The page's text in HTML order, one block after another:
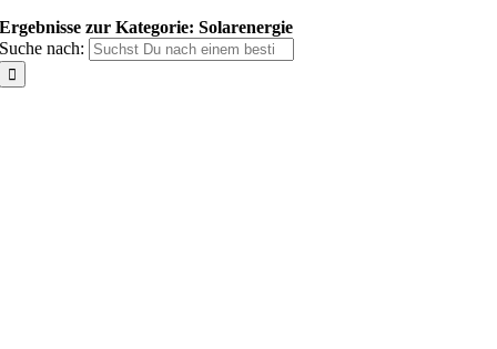
Ergebnisse zur Kategorie: Solarenergie
Suche nach: